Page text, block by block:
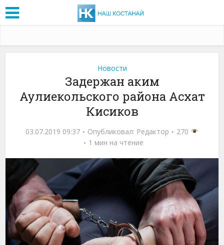
Новости
Задержан аким
Аулиекольского района Асхат
Кисиков
03.07.2019 09:37 Опубликовал: Редактор
270
1 мин на чтение